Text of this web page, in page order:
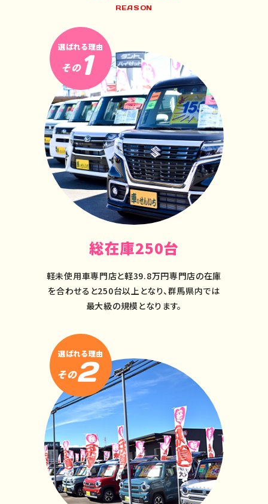
REASON
選ばれる理由
その1
総在庫250台
軽未使用車専門店と軽39.8万円専門店の在庫
を合わせると250台以上となり、群馬県内では
最大級の規模となります。
選ばれる理由
その2